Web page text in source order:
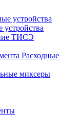
устройства
ТИСЭ
Расходные
миксеры